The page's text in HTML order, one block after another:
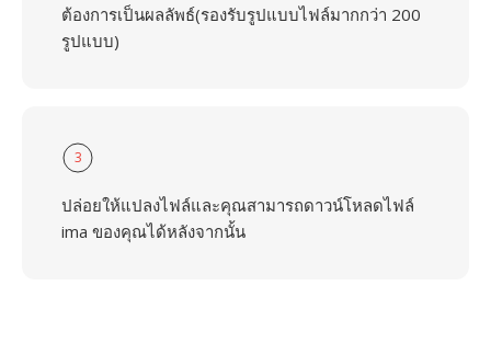
ต้องการเป็นผลลัพธ์(รองรับรูปแบบไฟล์มากกว่า 200
รูปแบบ)
3
ปล่อยให้แปลงไฟล์และคุณสามารถดาวน์โหลดไฟล์
ima ของคุณได้หลังจากนั้น